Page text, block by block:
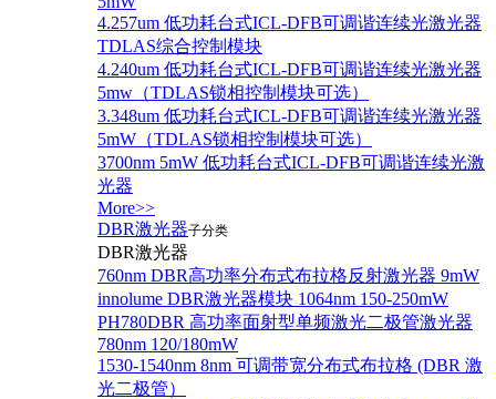
4.257um 低功耗台式ICL-DFB可调谐连续光激光器
TDLAS综合控制模块
4.240um 低功耗台式ICL-DFB可调谐连续光激光器
5mw（TDLAS锁相控制模块可选）
3.348um 低功耗台式ICL-DFB可调谐连续光激光器
5mW（TDLAS锁相控制模块可选）
3700nm 5mW 低功耗台式ICL-DFB可调谐连续光激
光器
More>>
DBR激光器子分类
DBR激光器
760nm DBR高功率分布式布拉格反射激光器 9mW
innolume DBR激光器模块 1064nm 150-250mW
PH780DBR 高功率面射型单频激光二极管激光器
780nm 120/180mW
1530-1540nm 8nm 可调带宽分布式布拉格 (DBR 激
光二极管）